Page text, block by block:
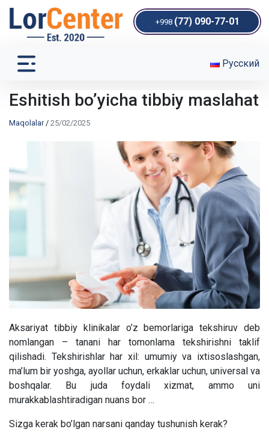
+998 (77) 090-77-01
Русский
Eshitish bo’yicha tibbiy maslahat
Maqolalar/ 25/02/2025
Aksariyat tibbiy klinikalar o’z bemorlariga tekshiruv deb
nomlangan – tanani har tomonlama tekshirishni taklif
qilishadi. Tekshirishlar har xil: umumiy va ixtisoslashgan,
ma’lum bir yoshga, ayollar uchun, erkaklar uchun, universal va
boshqalar. Bu juda foydali xizmat, ammo uni
murakkablashtiradigan nuans bor …
Sizga kerak bo’lgan narsani qanday tushunish kerak?